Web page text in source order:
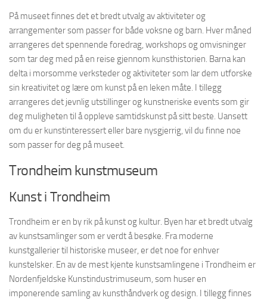
På museet finnes det et bredt utvalg av aktiviteter og
arrangementer som passer for både voksne og barn. Hver måned
arrangeres det spennende foredrag, workshops og omvisninger
som tar deg med på en reise gjennom kunsthistorien. Barna kan
delta i morsomme verksteder og aktiviteter som lar dem utforske
sin kreativitet og lære om kunst på en leken måte. I tillegg
arrangeres det jevnlig utstillinger og kunstneriske events som gir
deg muligheten til å oppleve samtidskunst på sitt beste. Uansett
om du er kunstinteressert eller bare nysgjerrig, vil du finne noe
som passer for deg på museet.
Trondheim kunstmuseum
Kunst i Trondheim
Trondheim er en by rik på kunst og kultur. Byen har et bredt utvalg
av kunstsamlinger som er verdt å besøke. Fra moderne
kunstgallerier til historiske museer, er det noe for enhver
kunstelsker. En av de mest kjente kunstsamlingene i Trondheim er
Nordenfjeldske Kunstindustrimuseum, som huser en
imponerende samling av kunsthåndverk og design. I tillegg finnes